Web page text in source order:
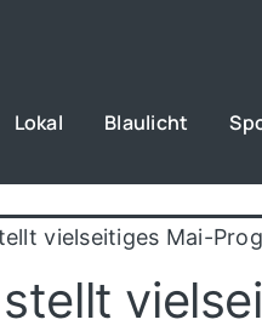
Lokal Blaulicht
vielseitiges Mai-